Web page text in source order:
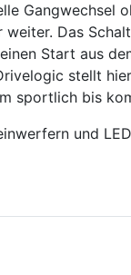
Das
Start aus
stellt
sportlich bis
und